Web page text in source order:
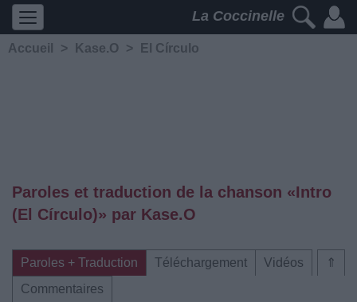
La Coccinelle
Accueil > Kase.O > El Círculo
Paroles et traduction de la chanson «Intro
(El Círculo)» par Kase.O
⇑
Paroles + Traduction Téléchargement
Vidéos
Commentaires